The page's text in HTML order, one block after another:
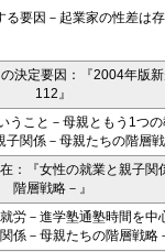
る要因－起業家の性差は
決定要因：『2004年版
112』
うこと－母親ともう1つの
子関係－母親たちの階層戦
：『女性の就業と親子関
階層戦略－』
労－進学塾通塾時間を中
係－母親たちの階層戦略